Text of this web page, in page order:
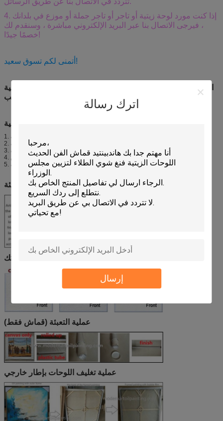
اترك رسالة
إرسال
4. إذا كنت مورد لوحة زيتية أو تاجر أو تاجر جملة أو موزع في بلدانك
، فيرجى الاتصال بنا عبر البريد الإلكتروني مباشرة ، وسنقدم لك
خصمًا جيدًا!
أتمنى لكم تسوق سعيد!
الصينية فنغ شوي اللوحة مرسومة باليد الحديثة قماش لوحات فنية
للديكور مجلس الوزراء عرض الجانب
3. تنسيق العناصر الخمسة مع اللوحات المعلقة.
4. علق بعناية اللوحات المتعلقة بالدين.
5. يجب أن يتطابق لون الإطار مع العناصر الخمسة.
أدوات الطلاء وحماية البيئة
قماش عالي الجودة من القطن والكتان والصناعية لاختياراتك
عملية التعبئة (قماش فقط)
عملية تغليف اللوحات بإطار خارجي